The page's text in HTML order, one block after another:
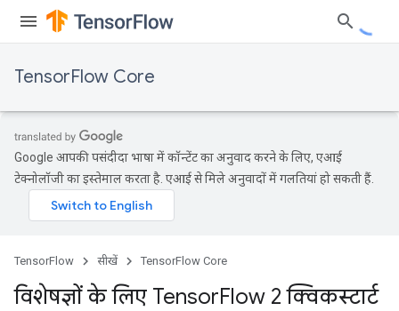
TensorFlow Core
Google आपकी पसंदीदा भाषा में कॉन्टेंट का अनुवाद करने के लिए, एआई
टेक्नोलॉजी का इस्तेमाल करता है. एआई से मिले अनुवादों में गलतियां हो सकती हैं.
TensorFlow सीखें TensorFlow Core
विशेषज्ञों के लिए TensorFlow 2 क्विकस्टार्ट